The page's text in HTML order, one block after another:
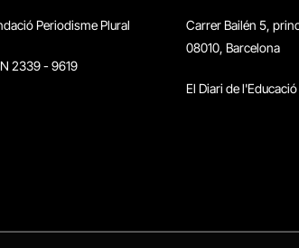
Periodisme Plural
2339 - 9619
Carrer Bailén 5,
08010, Barcelona
El Diari de l'Educació